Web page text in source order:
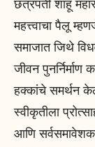
छत्रपती शाहू
महत्त्वाचा पैलू
समाजात जिथे
जीवन पुनर्निर्माण
हक्कांचे समर्थन केले
स्वीकृतीला
आणि